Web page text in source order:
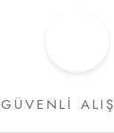
GÜVENLİ